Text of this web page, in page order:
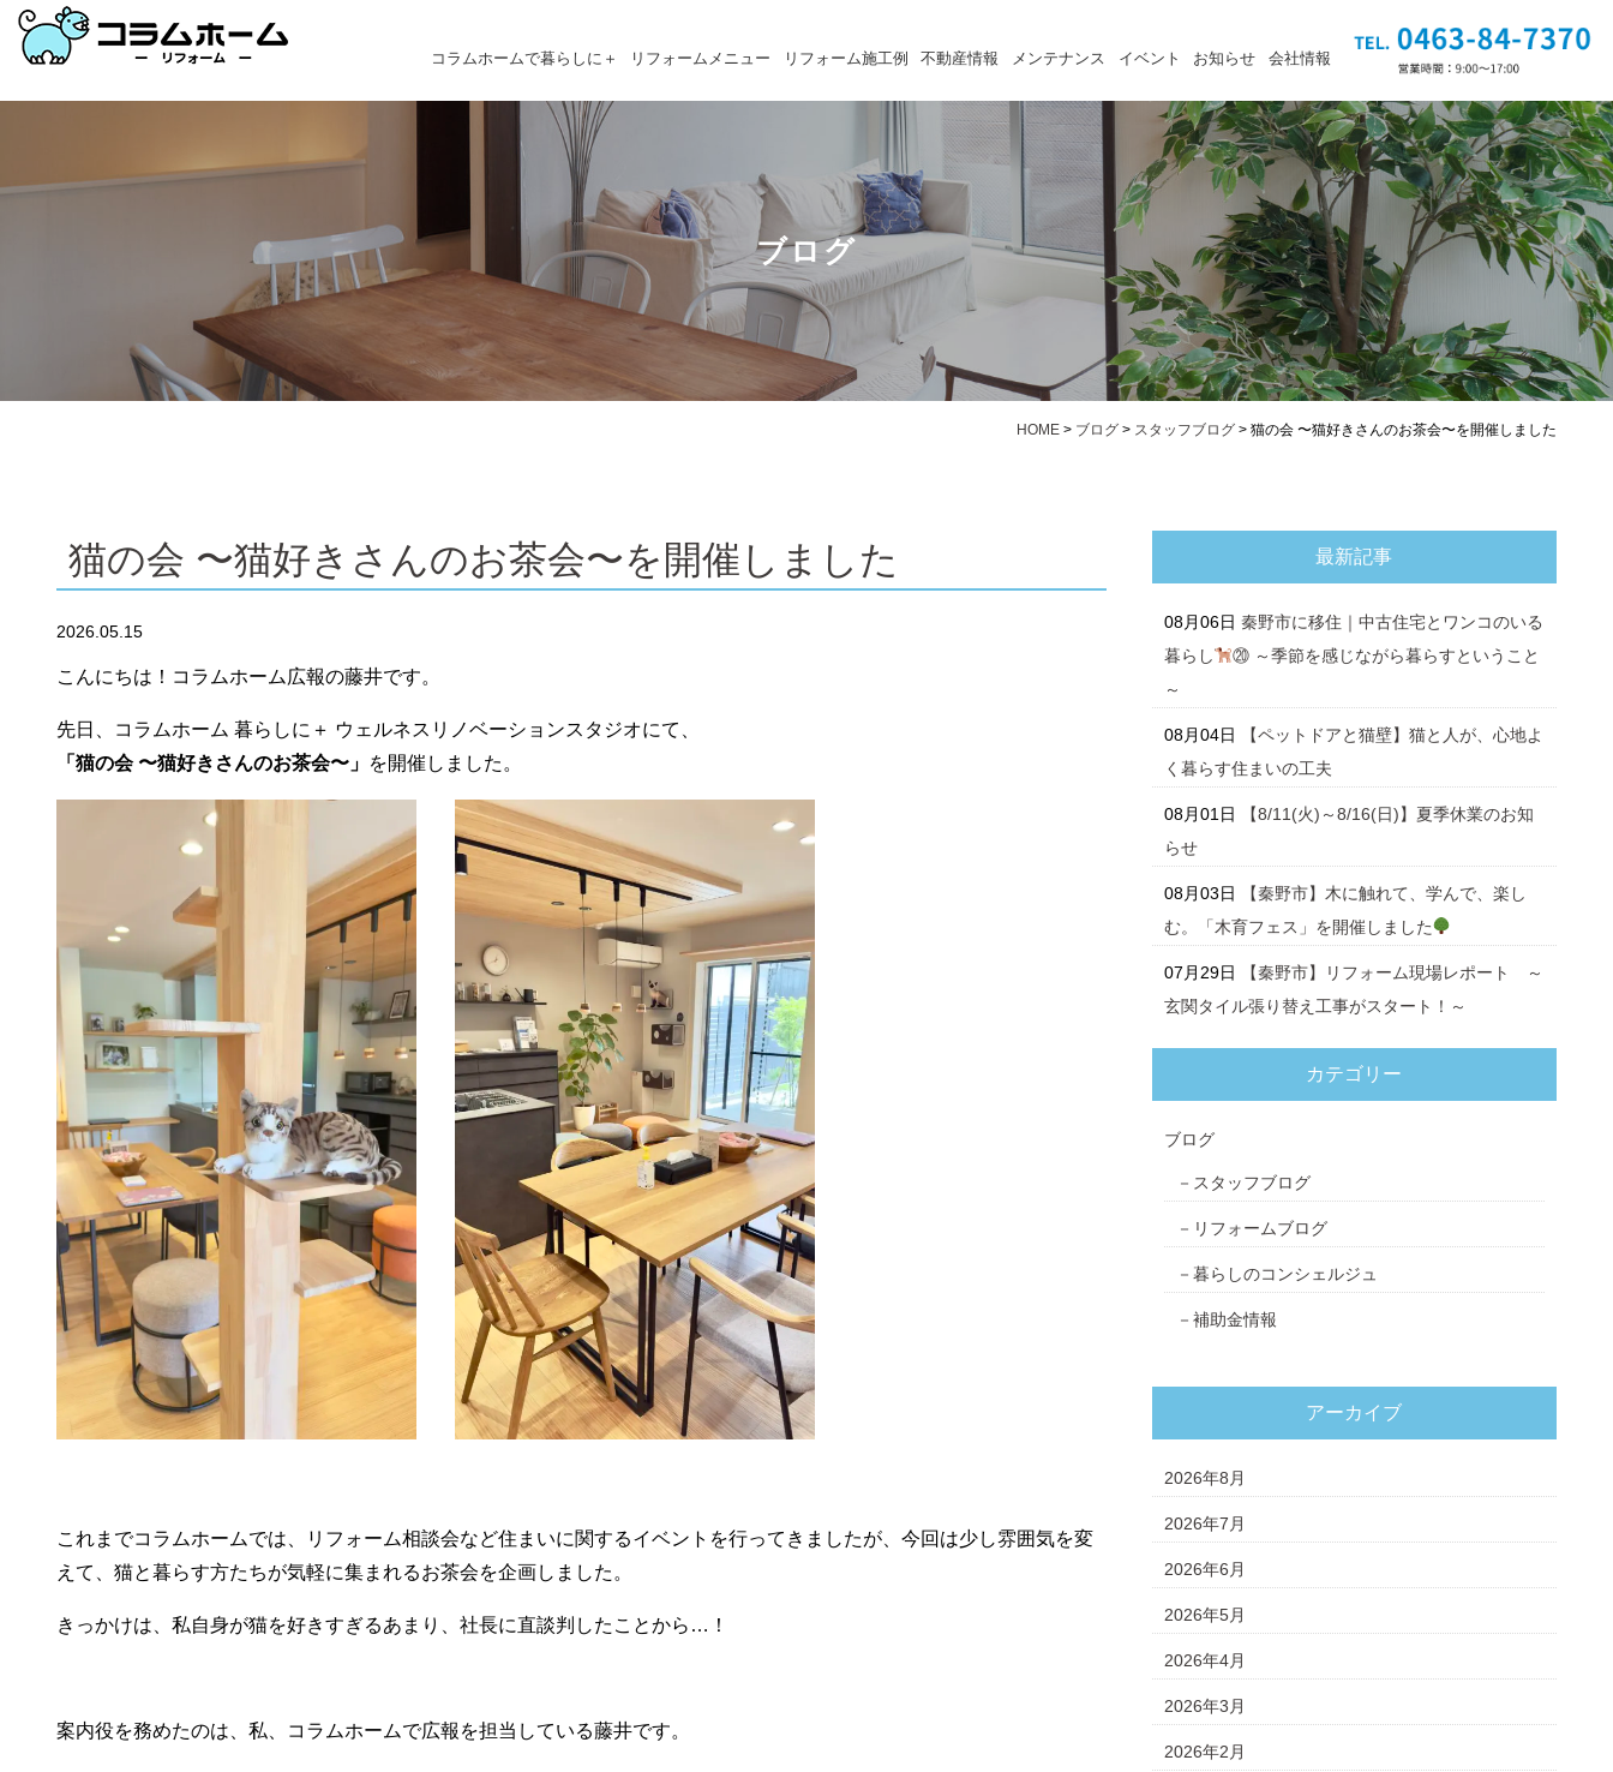
コラムホームで暮らしに＋ リフォームメニュー リフォーム施工例 不動産情報 メンテナンス イベント お知らせ 会社情報
ブログ
HOME > ブログ > スタッフブログ > 猫の会 〜猫好きさんのお茶会〜を開催しました
猫の会 〜猫好きさんのお茶会〜を開催しました
2026.05.15
こんにちは！コラムホーム広報の藤井です。
先日、コラムホーム 暮らしに＋ ウェルネスリノベーションスタジオにて、
「猫の会 〜猫好きさんのお茶会〜」 を開催しました。
これまでコラムホームでは、リフォーム相談会など住まいに関するイベントを行ってきましたが、今回は少し雰囲気を変
えて、猫と暮らす方たちが気軽に集まれるお茶会を企画しました。
きっかけは、私自身が猫を好きすぎるあまり、社長に直談判したことから…！
案内役を務めたのは、私、コラムホームで広報を担当している藤井です。
最新記事
08月06日 秦野市に移住｜中古住宅とワンコのいる
暮らし
⑳ ～季節を感じながら暮らすということ
～
08月04日
【ペットドアと猫壁】猫と人が、心地よ
く暮らす住まいの工夫
08月01日
【8/11(火)～8/16(日)】夏季休業のお知
らせ
08月03日
【秦野市】木に触れて、学んで、楽し
む。「木育フェス」を開催しました
07月29日
【秦野市】リフォーム現場レポート ～
玄関タイル張り替え工事がスタート！～
カテゴリー
ブログ
スタッフブログ
リフォームブログ
暮らしのコンシェルジュ
補助金情報
アーカイブ
2026年8月
2026年7月
2026年6月
2026年5月
2026年4月
2026年3月
2026年2月